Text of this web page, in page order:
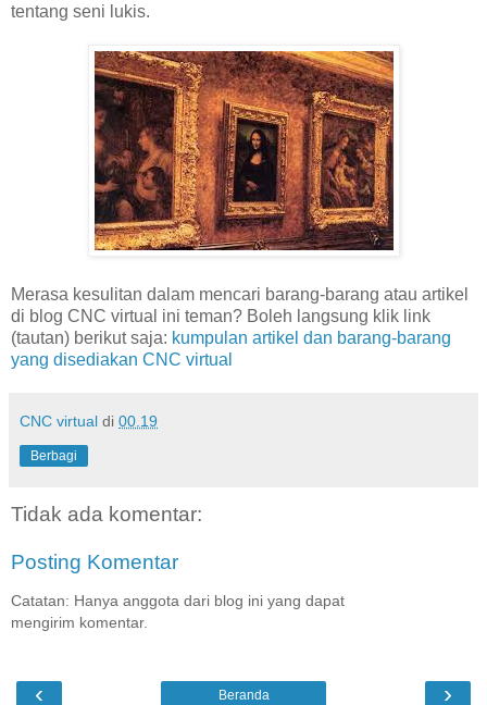
tentang seni lukis.
Merasa kesulitan dalam mencari barang-barang atau artikel
di blog CNC virtual ini teman? Boleh langsung klik link
(tautan) berikut saja: kumpulan artikel dan barang-barang
yang disediakan CNC virtual
CNC virtual di 00.19
Berbagi
Tidak ada komentar:
Posting Komentar
Catatan: Hanya anggota dari blog ini yang dapat
mengirim komentar.
‹ ›
Beranda